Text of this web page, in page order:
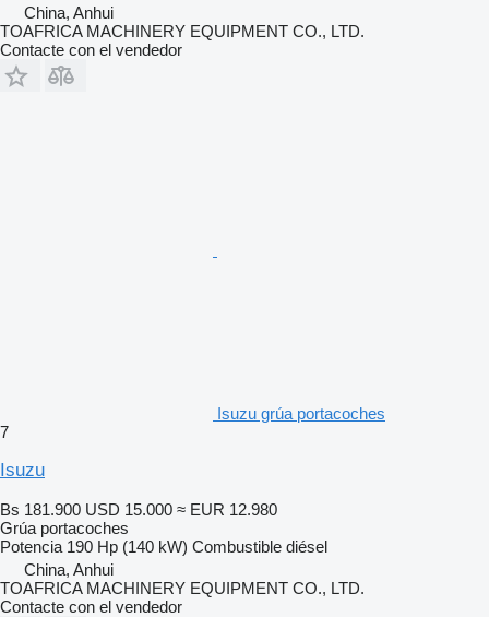
China, Anhui
TOAFRICA MACHINERY EQUIPMENT CO., LTD.
Contacte con el vendedor
Isuzu grúa portacoches
7
Isuzu
Bs 181.900 USD 15.000 ≈ EUR 12.980
Grúa portacoches
Potencia 190 Hp (140 kW) Combustible diésel
China, Anhui
TOAFRICA MACHINERY EQUIPMENT CO., LTD.
Contacte con el vendedor